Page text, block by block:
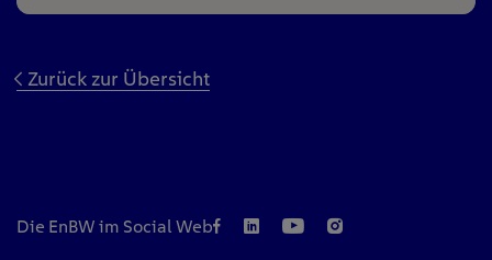
Zurück zur Übersicht
Die EnBW im Social Web